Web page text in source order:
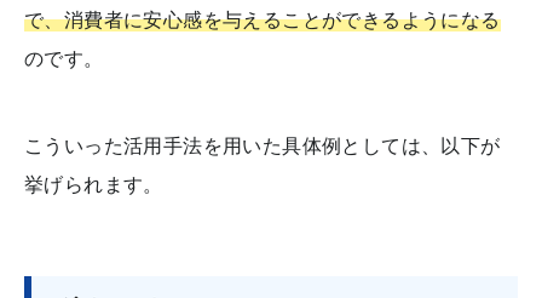
で、消費者に安心感を与えることができるようになる
のです。
こういった活用手法を用いた具体例としては、以下が
挙げられます。